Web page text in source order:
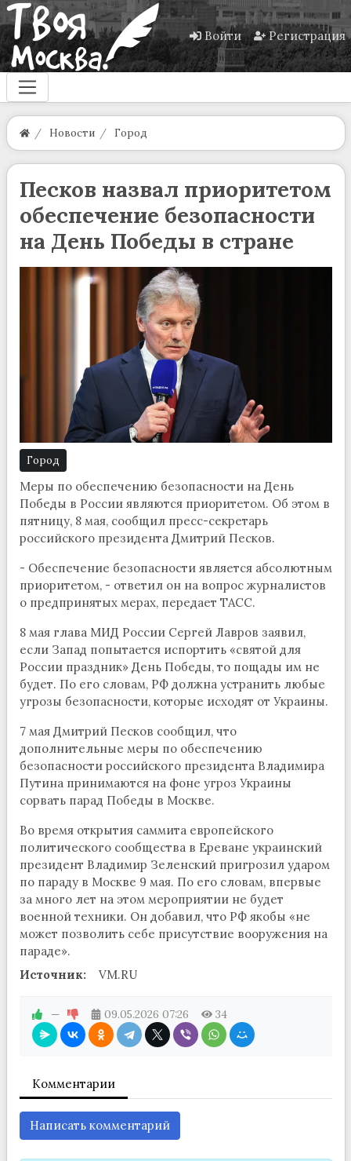
Войти Регистрация
Новости Город
Песков назвал приоритетом
обеспечение безопасности
на День Победы в стране
Город
Меры по обеспечению безопасности на День
Победы в России являются приоритетом. Об этом в
пятницу, 8 мая, сообщил пресс-секретарь
российского президента Дмитрий Песков.
- Обеспечение безопасности является абсолютным
приоритетом, - ответил он на вопрос журналистов
о предпринятых мерах, передает ТАСС.
8 мая глава МИД России Сергей Лавров заявил,
если Запад попытается испортить «святой для
России праздник» День Победы, то пощады им не
будет. По его словам, РФ должна устранить любые
угрозы безопасности, которые исходят от Украины.
7 мая Дмитрий Песков сообщил, что
дополнительные меры по обеспечению
безопасности российского президента Владимира
Путина принимаются на фоне угроз Украины
сорвать парад Победы в Москве.
Во время открытия саммита европейского
политического сообщества в Ереване украинский
президент Владимир Зеленский пригрозил ударом
по параду в Москве 9 мая. По его словам, впервые
за много лет на этом мероприятии не будет
военной техники. Он добавил, что РФ якобы «не
может позволить себе присутствие вооружения на
параде».
Источник:
VM.RU
— 09.05.2026 07:26 34
Комментарии
Написать комментарий